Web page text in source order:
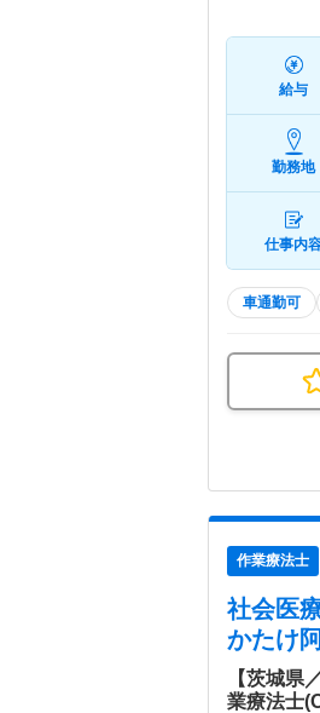
給与
勤務地
仕事内
車通勤可
作業療法士
社会医
かたけ
【茨城県
業療法士